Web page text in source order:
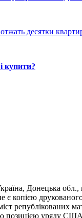
десятки
купити?
Донецька
копією
позицією уряду